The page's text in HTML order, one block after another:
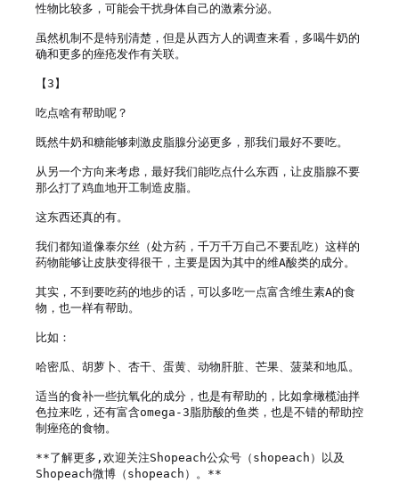
性物比较多，可能会干扰身体自己的激素分泌。
虽然机制不是特别清楚，但是从西方人的调查来看，多喝牛奶的
确和更多的痤疮发作有关联。
【3】
吃点啥有帮助呢？
既然牛奶和糖能够刺激皮脂腺分泌更多，那我们最好不要吃。
从另一个方向来考虑，最好我们能吃点什么东西，让皮脂腺不要
那么打了鸡血地开工制造皮脂。
这东西还真的有。
我们都知道像泰尔丝（处方药，千万千万自己不要乱吃）这样的
药物能够让皮肤变得很干，主要是因为其中的维A酸类的成分。
其实，不到要吃药的地步的话，可以多吃一点富含维生素A的食
物，也一样有帮助。
比如：
哈密瓜、胡萝卜、杏干、蛋黄、动物肝脏、芒果、菠菜和地瓜。
适当的食补一些抗氧化的成分，也是有帮助的，比如拿橄榄油拌
色拉来吃，还有富含omega-3脂肪酸的鱼类，也是不错的帮助控
制痤疮的食物。
**了解更多,欢迎关注Shopeach公众号（shopeach）以及
Shopeach微博（shopeach）。**